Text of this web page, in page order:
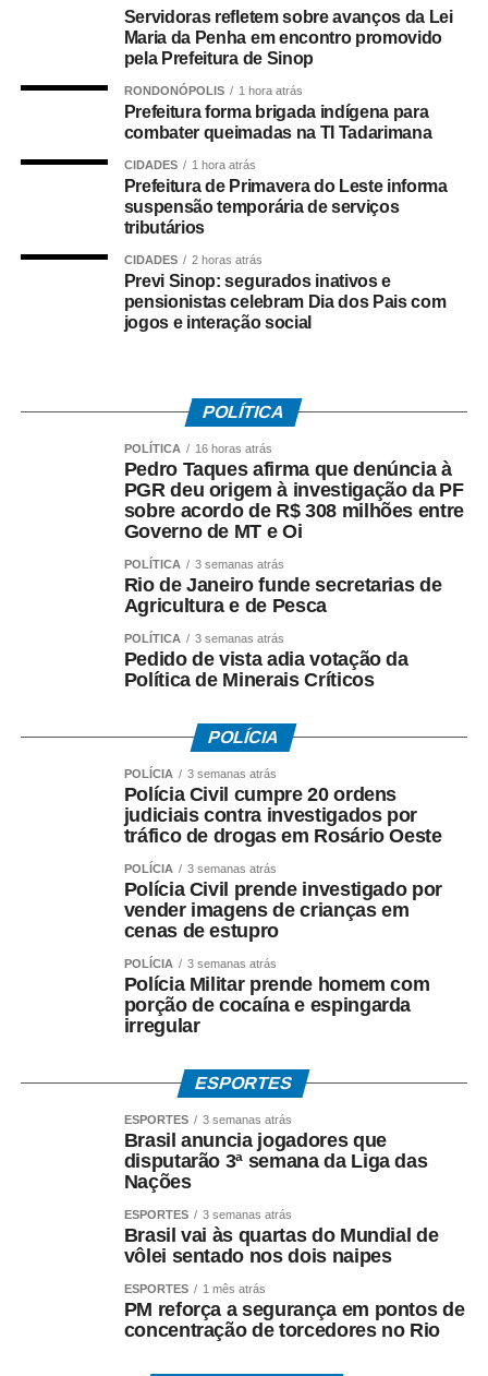
“Hoje o brasileiro quer conhecer mais sobre aquilo
que consome. Entender por que uma cerveja tem
determinado aroma, o que muda entre uma Pilsen e uma
IPA ou descobrir como a fermentação influencia o
resultado final e torna a experiência muito mais
interessante. Não existe um estilo melhor que outro,
sempre tem aquele que combina mais com o gosto do
consumidor e com cada ocasião”, comenta Ana Paula
Nicolino, especialista em análise sensorial do Grupo
Lager, Ale… afinal, qual é a diferença?
classificadas em duas grandes famílias: Lager e Ale. A
principal diferença entre elas está na fermentação. As
cervejas Lager utilizam leveduras que trabalham em
temperaturas mais baixas, em um processo conhecido
como baixa fermentação, que resulta em bebidas
normalmente mais leves, refrescantes e de sabor
Já as cervejas Ale utilizam o processo de alta
fermentação, realizada em temperaturas mais elevadas.
Esse processo favorece a formação de aromas mais
intensos e perfis sensoriais mais complexos. Dentro
pelo consumidor, como Pilsen, IPA e Weiss.
American Lager: o estilo que muitos brasileiros
chamam de Pilsen.
Lager sejam chamadas popularmente de “Pilsen”. Apesar
da associação, os dois estilos não são exatamente
iguais. A American Lager tornou-se o estilo mais
consumido no mundo, representando mais de 90% de
toda a produção global de cerveja.
Sua principal característica é o equilíbrio entre
tornando-a extremamente versátil. Por apresentar um
perfil leve, costuma acompanhar bem pizzas,
hambúrgueres, sanduíches, petiscos, carnes brancas e
frutos do mar, sem se sobrepor aos sabores dos
A verdadeira Pilsen (em português, Pils em alemão)
tem sua origem na República Tcheca no século XIX.
Reconhecida pela alta lupulagem, que lhe confere um
amargor acentuado, a cerveja pilsen ganhou notoriedade
por ser, à época, uma cerveja clara.
Servidoras refletem sobre avanços da Lei
Maria da Penha em encontro promovido
pela Prefeitura de Sinop
RONDONÓPOLIS 1 hora atrás
Prefeitura forma brigada indígena para
combater queimadas na TI Tadarimana
CIDADES 1 hora atrás
Prefeitura de Primavera do Leste informa
suspensão temporária de serviços
tributários
CIDADES 2 horas atrás
Previ Sinop: segurados inativos e
pensionistas celebram Dia dos Pais com
jogos e interação social
POLÍTICA
POLÍTICA 16 horas atrás
Pedro Taques afirma que denúncia à
PGR deu origem à investigação da PF
sobre acordo de R$ 308 milhões entre
Governo de MT e Oi
POLÍTICA 3 semanas atrás
Rio de Janeiro funde secretarias de
Agricultura e de Pesca
POLÍTICA 3 semanas atrás
Pedido de vista adia votação da
Política de Minerais Críticos
POLÍCIA
POLÍCIA 3 semanas atrás
Polícia Civil cumpre 20 ordens
judiciais contra investigados por
tráfico de drogas em Rosário Oeste
POLÍCIA 3 semanas atrás
Polícia Civil prende investigado por
vender imagens de crianças em
cenas de estupro
POLÍCIA 3 semanas atrás
Polícia Militar prende homem com
porção de cocaína e espingarda
irregular
ESPORTES
ESPORTES 3 semanas atrás
Brasil anuncia jogadores que
disputarão 3ª semana da Liga das
Nações
ESPORTES 3 semanas atrás
Brasil vai às quartas do Mundial de
vôlei sentado nos dois naipes
ESPORTES 1 mês atrás
PM reforça a segurança em pontos de
concentração de torcedores no Rio